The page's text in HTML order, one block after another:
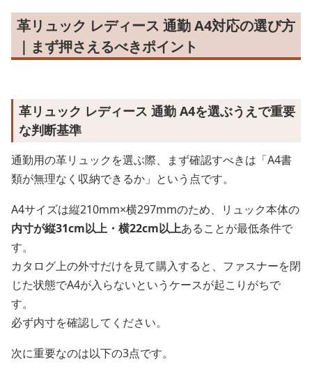
革リュック レディース 通勤 A4対応の選び方
｜まず押さえるべきポイント
革リュック レディース 通勤 A4を選ぶうえで重要
な判断基準
通勤用の革リュックを選ぶ際、まず確認すべきは「A4書
類が無理なく収納できるか」という点です。
A4サイズは縦210mm×横297mmのため、リュック本体の
内寸が縦31cm以上・横22cm以上あることが最低条件で
す。
カタログ上の外寸だけを見て購入すると、ファスナーを閉
じた状態でA4が入らないというケースが起こりがちで
す。
必ず内寸を確認してください。
次に重要なのは以下の3点です。